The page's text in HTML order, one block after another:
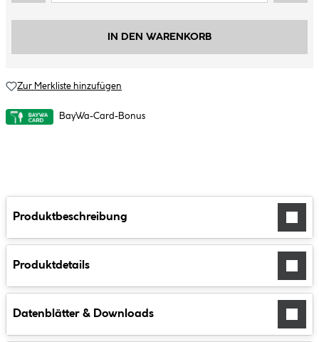
IN DEN WARENKORB
Zur Merkliste hinzufügen
BayWa-Card-Bonus
Produktbeschreibung
Produktdetails
Datenblätter & Downloads